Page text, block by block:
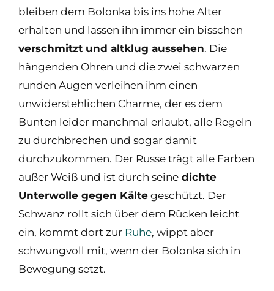
bleiben dem Bolonka bis ins hohe Alter
erhalten und lassen ihn immer ein bisschen
verschmitzt und altklug aussehen. Die
hängenden Ohren und die zwei schwarzen
runden Augen verleihen ihm einen
unwiderstehlichen Charme, der es dem
Bunten leider manchmal erlaubt, alle Regeln
zu durchbrechen und sogar damit
durchzukommen. Der Russe trägt alle Farben
außer Weiß und ist durch seine dichte
Unterwolle gegen Kälte geschützt. Der
Schwanz rollt sich über dem Rücken leicht
ein, kommt dort zur Ruhe, wippt aber
schwungvoll mit, wenn der Bolonka sich in
Bewegung setzt.